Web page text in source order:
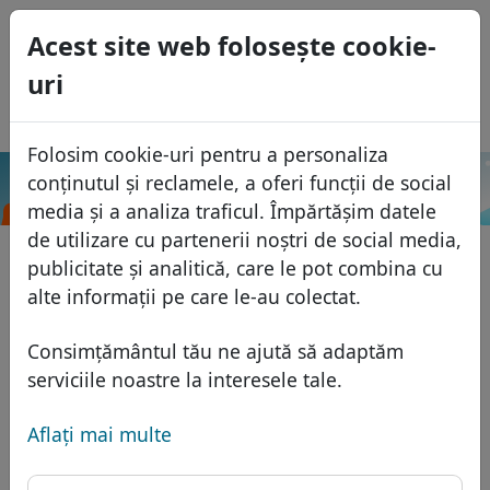
Acest site web foloseşte cookie-
uri
Folosim cookie-uri pentru a personaliza
conținutul și reclamele, a oferi funcții de social
media și a analiza traficul. Împărtășim datele
de utilizare cu partenerii noștri de social media,
publicitate și analitică, care le pot combina cu
alte informații pe care le-au colectat.
Consimțământul tău ne ajută să adaptăm
serviciile noastre la interesele tale.
Aflaţi mai multe
Domenii
Baza domeniilor
Domenii africane
Domenii asiatice
Domenii europene
Domeniile din Orientul Mijlociu
Lista de preţuri
Reduceri
Transfer
Caută
Protecţia ID
Gazduire DNS
FAQ
USD
EUR
GBP
Español
Français
Italiano
Português
Eesti
.hu Caută